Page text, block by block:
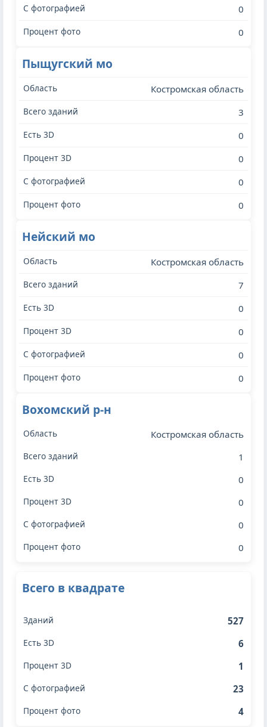
0
0
Пыщугский мо
Костромская область
3
0
0
0
0
Нейский мо
Костромская область
7
0
0
0
0
Вохомский р-н
Костромская область
1
0
0
0
0
Всего в квадрате
527
6
1
23
4